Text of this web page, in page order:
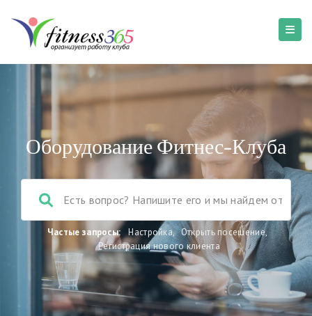
Оборудование Фитнес-Клуба
Частые запросы: Настройка, Открыть посещение,
Регистрация нового клиента